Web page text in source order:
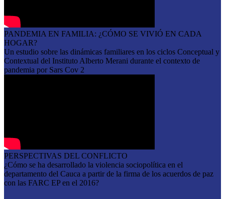
PANDEMIA EN FAMILIA: ¿CÓMO SE VIVIÓ EN CADA
HOGAR?
Un estudio sobre las dinámicas familiares en los ciclos Conceptual y
Contextual del Instituto Alberto Merani durante el contexto de
pandemia por Sars Cov 2
PERSPECTIVAS DEL CONFLICTO
¿Cómo se ha desarrollado la violencia sociopolítica en el
departamento del Cauca a partir de la firma de los acuerdos de paz
con las FARC EP en el 2016?